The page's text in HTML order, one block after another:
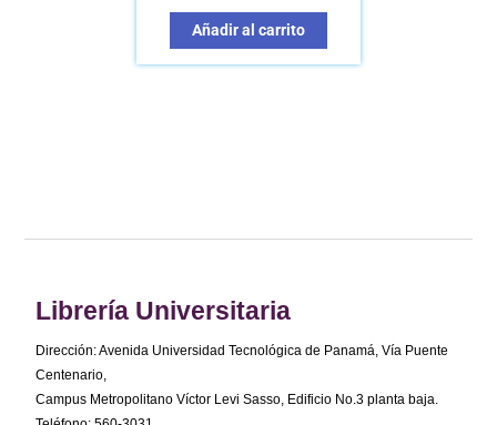
Añadir al carrito
Librería Universitaria
Dirección: Avenida Universidad Tecnológica de Panamá, Vía Puente
Centenario,
Campus Metropolitano Víctor Levi Sasso, Edificio No.3 planta baja.